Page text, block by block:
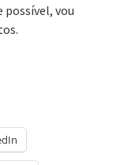
possível, vou